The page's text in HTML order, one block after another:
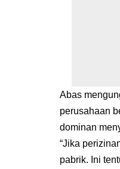
Abas
perusahaan
dominan
“Jika
pabrik. Ini